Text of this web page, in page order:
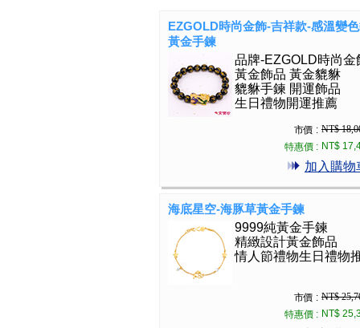
EZGOLD時尚金飾-吉祥款-感溫變
黃金手鍊
品牌-EZGOLD時尚金
黃金飾品 黃金貔貅
貔貅手鍊 開運飾品
生日禮物開運推薦
市價 : NT$
特惠價 : NT$
加入購物
海底星空-海豚草黃金手鍊
9999純黃金手鍊
精緻設計黃金飾品
情人節禮物生日禮物
市價 : NT$
特惠價 : NT$